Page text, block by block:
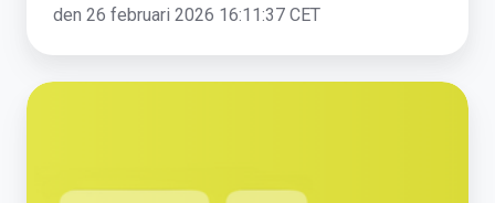
den 26 februari 2026 16:11:37 CET
Uppdaterade
traktamenten